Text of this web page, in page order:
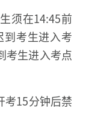
须在14:45前
到考生进入考
考生进入考点
考15分钟后禁